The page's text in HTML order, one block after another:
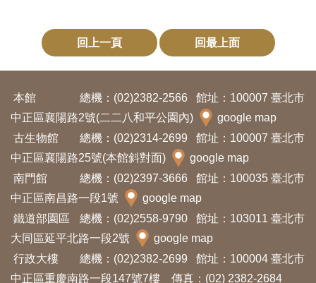
回上一頁 回最上面
本館 總機：(02)2382-2566
館址：100007 臺北市
中正區襄陽路2號(二二八和平公園內)
google map
古生物館
總機：(02)2314-2699
館址：100007 臺北市
中正區襄陽路25號(本館斜對面)
google map
南門館
總機：(02)2397-3666
館址：100035 臺北市
中正區南昌路一段1號
google map
鐵道部園區
總機：(02)2558-9790
館址：103011 臺北市
大同區延平北路一段2號
google map
行政大樓
總機：(02)2382-2699
館址：100004 臺北市
中正區重慶南路一段147號7樓 傳真：(02) 2382-2684